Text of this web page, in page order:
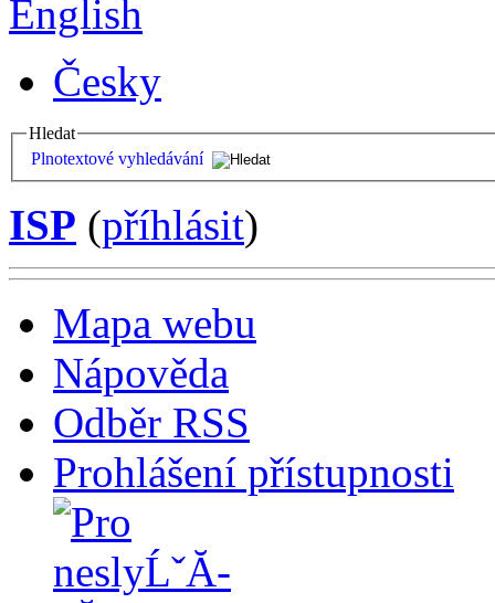
English
Česky
Hledat
Plnotextové vyhledávání
ISP (příhlásit)
Mapa webu
Nápověda
Odběr RSS
Prohlášení přístupnosti